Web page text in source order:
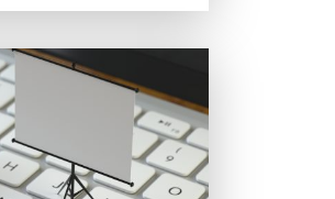
меры охраны
авторского права в нашей
были чрезмер......